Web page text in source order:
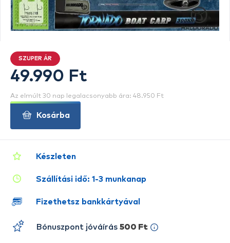
Készleten
Szállítási idő: 1-3 munkanap
Fizethetsz bankkártyával
Bónuszpont jóváírás 500 Ft
SZUPER ÁR
49.990 Ft
Az elmúlt 30 nap legalacsonyabb ára: 48.950 Ft
Kosárba